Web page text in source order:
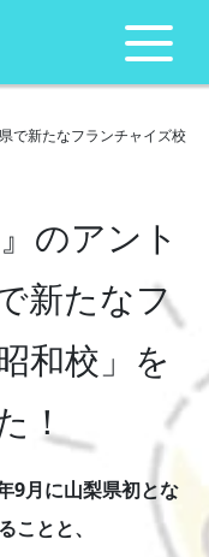
で新たなフランチャイズ校
のアント
新たなフ
和校」を
！
9月に山梨県初とな
ことと、